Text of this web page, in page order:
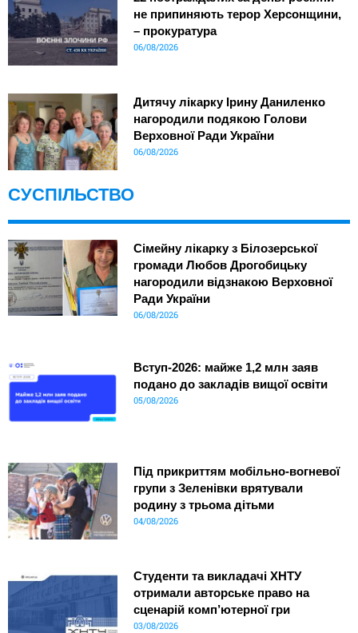
не припиняють терор Херсонщини,
– прокуратура
06/08/2026
Дитячу лікарку Ірину Даниленко
нагородили подякою Голови
Верховної Ради України
06/08/2026
СУСПІЛЬСТВО
Сімейну лікарку з Білозерської
громади Любов Дрогобицьку
нагородили відзнакою Верховної
Ради України
06/08/2026
Вступ-2026: майже 1,2 млн заяв
подано до закладів вищої освіти
05/08/2026
Під прикриттям мобільно-вогневої
групи з Зеленівки врятували
родину з трьома дітьми
04/08/2026
Студенти та викладачі ХНТУ
отримали авторське право на
сценарій комп’ютерної гри
03/08/2026